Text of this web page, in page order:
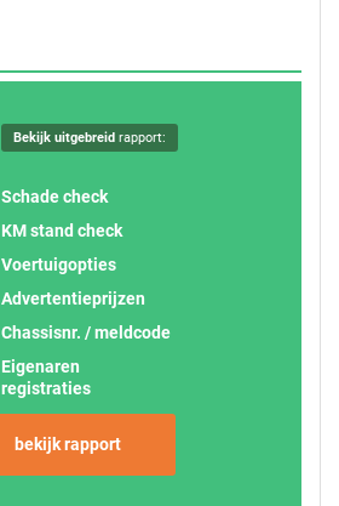
Bekijk uitgebreidrapport:
Schade check
KM stand check
Voertuigopties
Advertentieprijzen
Chassisnr. / meldcode
Eigenaren
registraties
bekijk rapport